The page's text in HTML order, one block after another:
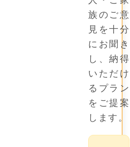
族のご意
見を十分
にお聞き
し、納得
いただけ
るプラン
をご提案
します。